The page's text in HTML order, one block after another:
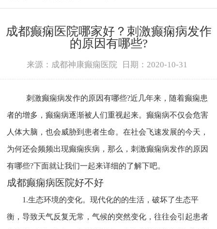
成都癫痫医院哪家好？刺激癫痫病发作
的原因有哪些?
来源：成都神康癫痫医院 日期：2020-10-31
刺激癫痫病发作的原因有哪些?近几年来，随着癫痫患
者的增多，癫痫病逐渐被人们重视起来。癫痫病不仅会危害
人体大脑，也会威胁到患者生命。在社会飞速发展的今天，
为何还会频频出现癫痫疾病，那么，刺激癫痫病发作的原因
有哪些?下面就让我们一起来详细的了解下吧。
成都癫痫病医院好不好
1.生态环境的变化。现代化的的生活，破坏了生态平
衡，导致天气反复无常，气候的突然变化，往往会引起患者